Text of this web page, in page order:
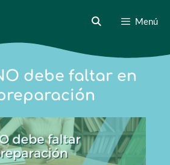
Menú
debe faltar en